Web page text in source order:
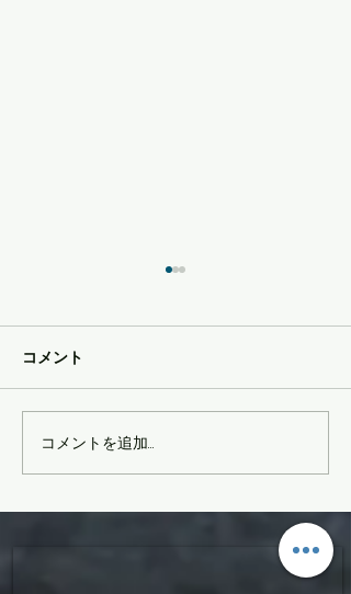
MOMENTサマーセール
コメント
コメントを追加…